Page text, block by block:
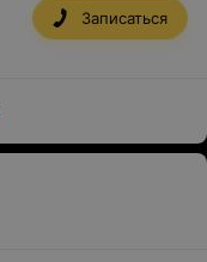
Записаться